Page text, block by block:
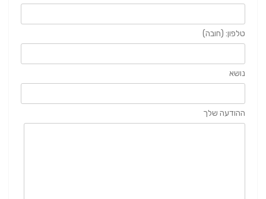
טלפון: (חובה)
נושא
ההודעה שלך